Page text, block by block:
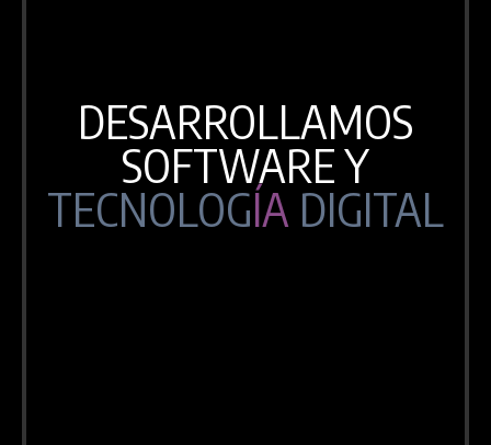
DESARROLLAMOS
SOFTWARE Y
TECNOLOGÍA DIGITAL